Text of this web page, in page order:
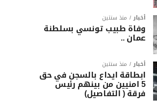
أخبار منذ سنتين
وفاة طبيب تونسي بسلطنة
عمان ..
أخبار منذ سنتين
ابطاقة ايداع بالسجن في حق
5 امنيين من بينهم رئيس
فرقة ( التفاصيل)